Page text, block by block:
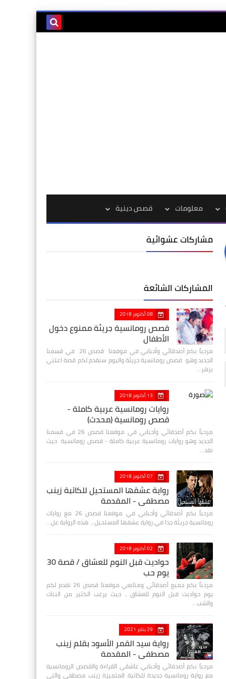
معلومات قصص دينية
مشاركات عشوائية
المشاركات الشائعة
08 أكتوبر 2018
قصص رومانسية جريئة ممنوع دخول
الأطفال
مرحباً بكم أصدقائي وأحبابي في موقعنا قصص 26 في قسمنا
الجديد وهو قصص رومانسية جريئة واليوم سنقدم لكم قصة اعتني
بزهر…
13 أكتوبر 2018
روايات رومانسية عربية كاملة -
قصص رومانسية (محدث)
مرحباً بكم أصدقائي وأحبابي في موقعنا قصص 26 في قسمنا
الجديد وهو روايات رومانسية عربية كاملة - قصص رومانسية حيث
نقد…
07 أكتوبر 2018
رواية عشقها المستحيل للكاتبة زينب
مصطفي - المقدمة
مرحباً بكم أصدقائي وأحبابي في موقعنا قصص 26 مع روايات
رومانسية جريئة جدا في رواية عشقها المستحيل ، هذه الرواية عل…
02 أكتوبر 2018
حواديت قبل النوم للعشاق / قصة 30
يوم حب
مرحباً بكم جميع أصدقائي ومتابعي موقعنا قصص 26 نقدم لكم
يوم حواديت قبل النوم للعشاق ، حيث يرغب الكثير من البنات
والشب…
29 يناير 2021
رواية سيد القمر الأسود بقلم زينب
مصطفي - المقدمة
مرحباً بكم أصدقائي وأحبابي عاشقي القراءة والقصص الرومانسية
مع رواية رومانسية جديدة للكاتبة المتميزة زينب مصطفى والتي